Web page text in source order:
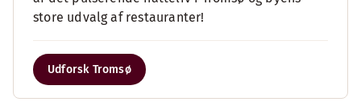
store udvalg af restauranter!
Udforsk Tromsø